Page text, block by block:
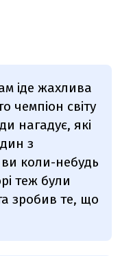
іде жахлива
чемпіон світу
нагадує, які
з
коли-небудь
теж були
зробив те, що